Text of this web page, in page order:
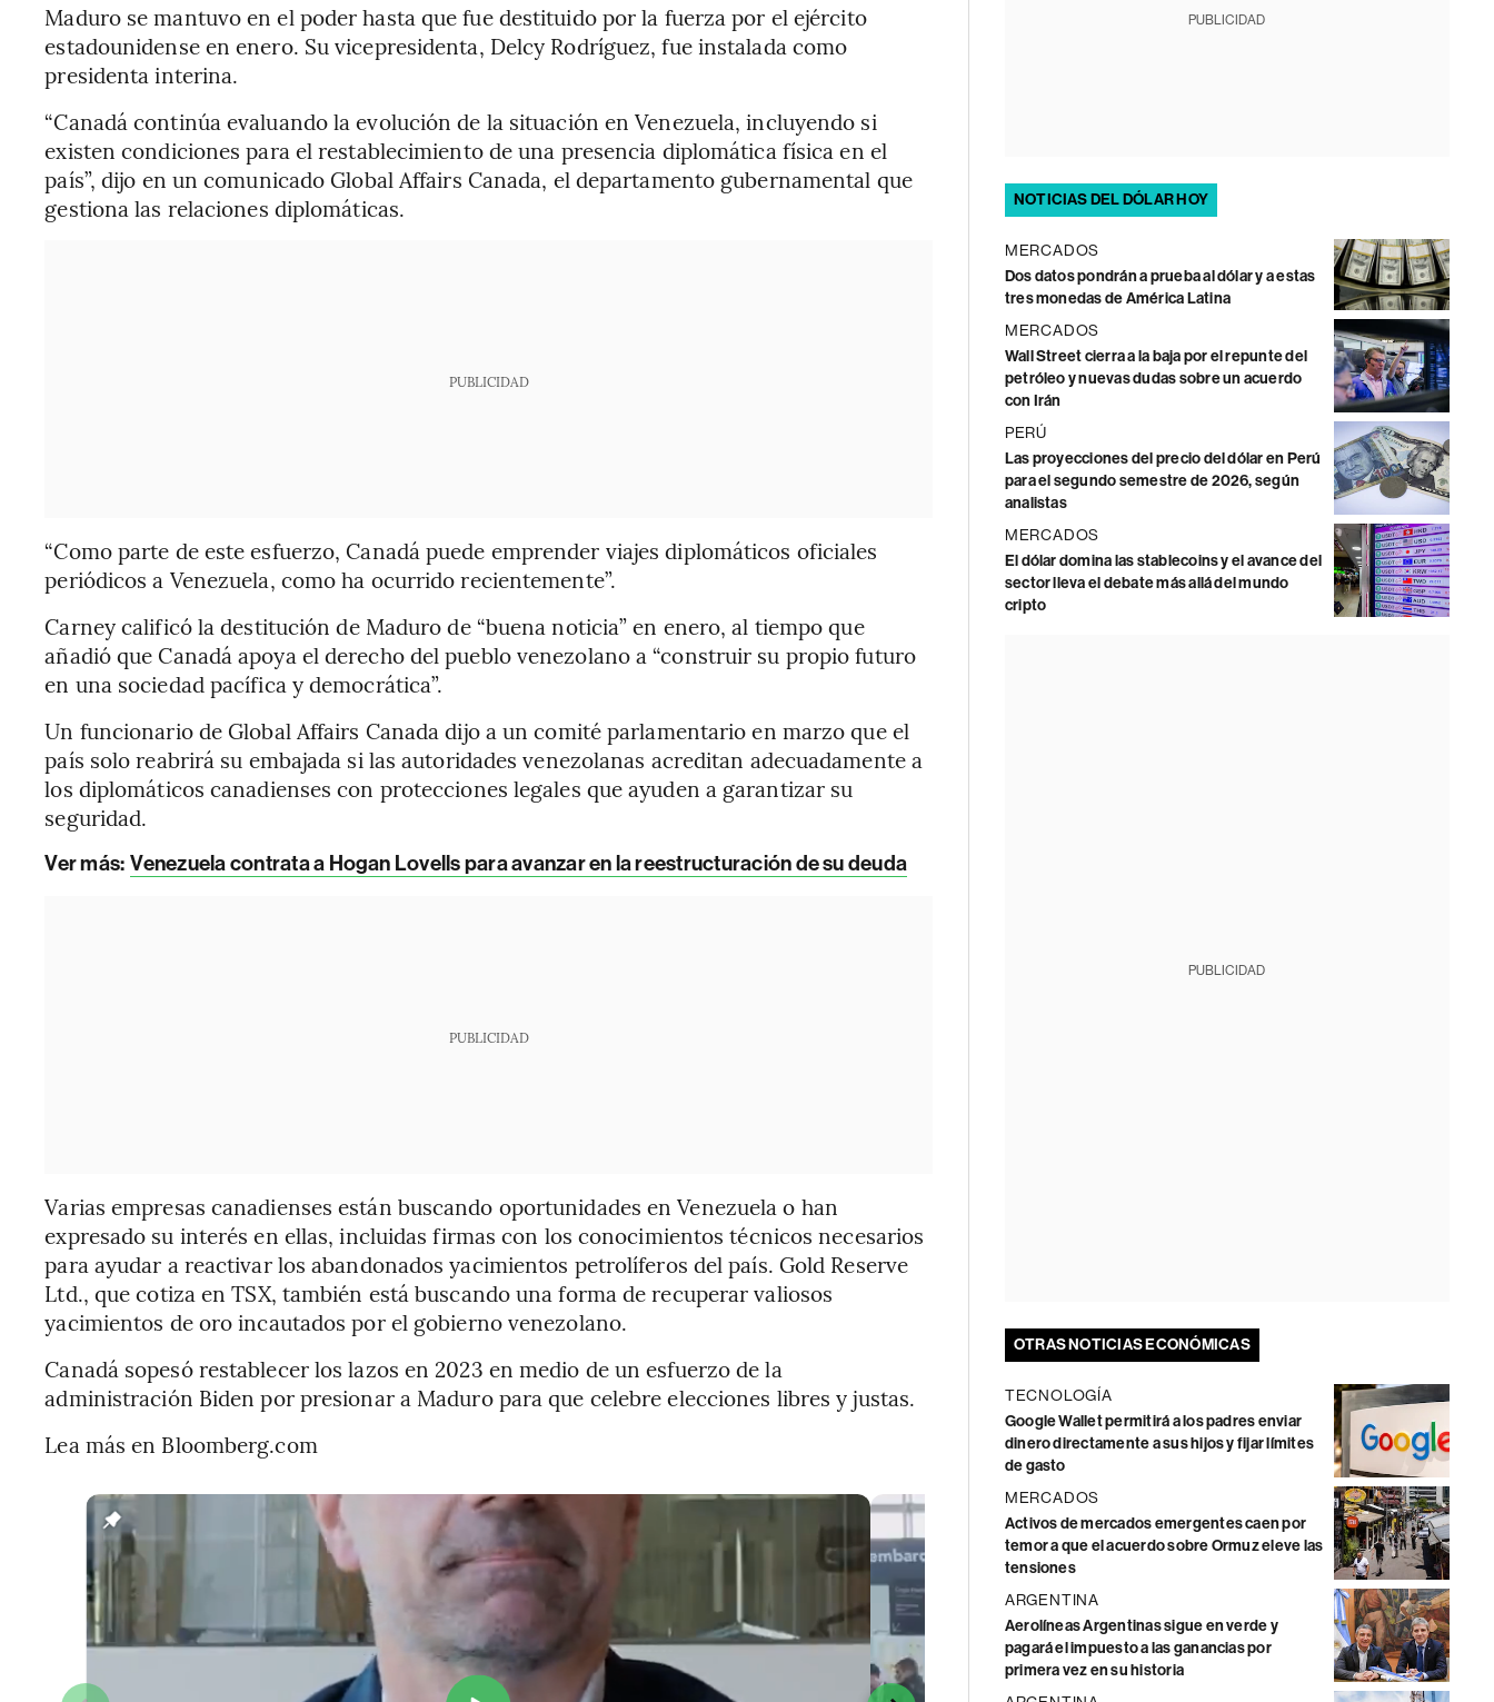
Maduro se mantuvo en el poder hasta que fue destituido por la fuerza por el ejército
estadounidense en enero. Su vicepresidenta, Delcy Rodríguez, fue instalada como
presidenta interina.
“Canadá continúa evaluando la evolución de la situación en Venezuela, incluyendo si
existen condiciones para el restablecimiento de una presencia diplomática física en el
país”, dijo en un comunicado Global Affairs Canada, el departamento gubernamental que
gestiona las relaciones diplomáticas.
PUBLICIDAD
“Como parte de este esfuerzo, Canadá puede emprender viajes diplomáticos oficiales
periódicos a Venezuela, como ha ocurrido recientemente”.
Carney calificó la destitución de Maduro de “buena noticia” en enero, al tiempo que
añadió que Canadá apoya el derecho del pueblo venezolano a “construir su propio futuro
en una sociedad pacífica y democrática”.
Un funcionario de Global Affairs Canada dijo a un comité parlamentario en marzo que el
país solo reabrirá su embajada si las autoridades venezolanas acreditan adecuadamente a
los diplomáticos canadienses con protecciones legales que ayuden a garantizar su
seguridad.
Ver más: Venezuela contrata a Hogan Lovells para avanzar en la reestructuración de su deuda
PUBLICIDAD
Varias empresas canadienses están buscando oportunidades en Venezuela o han
expresado su interés en ellas, incluidas firmas con los conocimientos técnicos necesarios
para ayudar a reactivar los abandonados yacimientos petrolíferos del país. Gold Reserve
Ltd., que cotiza en TSX, también está buscando una forma de recuperar valiosos
yacimientos de oro incautados por el gobierno venezolano.
Canadá sopesó restablecer los lazos en 2023 en medio de un esfuerzo de la
administración Biden por presionar a Maduro para que celebre elecciones libres y justas.
Lea más en Bloomberg.com
PUBLICIDAD
NOTICIAS DEL DÓLAR HOY
MERCADOS
Dos datos pondrán a prueba al dólar y a estas
tres monedas de América Latina
MERCADOS
Wall Street cierra a la baja por el repunte del
petróleo y nuevas dudas sobre un acuerdo
con Irán
PERÚ
Las proyecciones del precio del dólar en Perú
para el segundo semestre de 2026, según
analistas
MERCADOS
El dólar domina las stablecoins y el avance del
sector lleva el debate más allá del mundo
cripto
PUBLICIDAD
OTRAS NOTICIAS ECONÓMICAS
TECNOLOGÍA
Google Wallet permitirá a los padres enviar
dinero directamente a sus hijos y fijar límites
de gasto
MERCADOS
Activos de mercados emergentes caen por
temor a que el acuerdo sobre Ormuz eleve las
tensiones
ARGENTINA
Aerolíneas Argentinas sigue en verde y
pagará el impuesto a las ganancias por
primera vez en su historia